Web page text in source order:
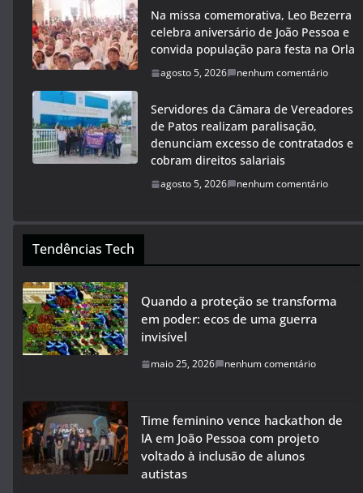
Na missa comemorativa, Leo Bezerra
celebra aniversário de João Pessoa e
convida população para festa na Orla
agosto 5, 2026 nenhum comentário
Servidores da Câmara de Vereadores
de Patos realizam paralisação,
denunciam excesso de contratados e
cobram direitos salariais
agosto 5, 2026 nenhum comentário
Tendências Tech
Quando a proteção se transforma
em poder: ecos de uma guerra
invisível
maio 25, 2026 nenhum comentário
Time feminino vence hackathon de
IA em João Pessoa com projeto
voltado à inclusão de alunos
autistas